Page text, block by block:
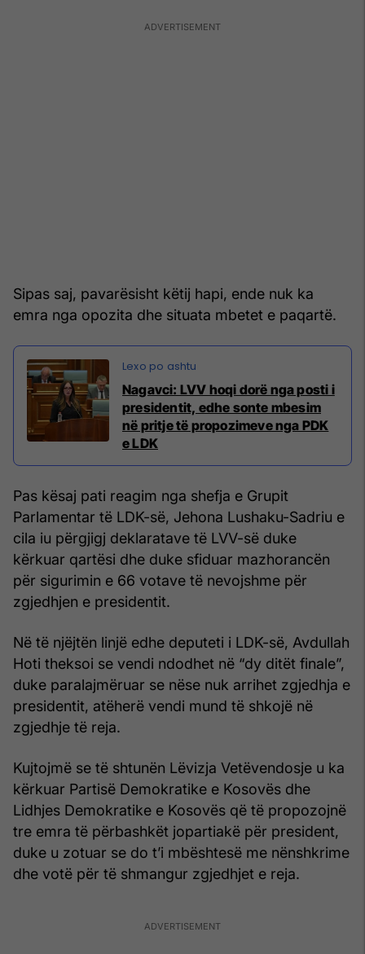
Sipas saj, pavarësisht këtij hapi, ende nuk ka
emra nga opozita dhe situata mbetet e paqartë.
Nagavci: LVV hoqi dorë nga posti i
presidentit, edhe sonte mbesim
në pritje të propozimeve nga PDK
e LDK
Pas kësaj pati reagim nga shefja e Grupit
Parlamentar të LDK-së, Jehona Lushaku-Sadriu e
cila iu përgjigj deklaratave të LVV-së duke
kërkuar qartësi dhe duke sfiduar mazhorancën
për sigurimin e 66 votave të nevojshme për
zgjedhjen e presidentit.
Në të njëjtën linjë edhe deputeti i LDK-së, Avdullah
Hoti theksoi se vendi ndodhet në “dy ditët finale”,
duke paralajmëruar se nëse nuk arrihet zgjedhja e
presidentit, atëherë vendi mund të shkojë në
zgjedhje të reja.
Kujtojmë se të shtunën Lëvizja Vetëvendosje u ka
kërkuar Partisë Demokratike e Kosovës dhe
Lidhjes Demokratike e Kosovës që të propozojnë
tre emra të përbashkët jopartiakë për president,
duke u zotuar se do t’i mbështesë me nënshkrime
dhe votë për të shmangur zgjedhjet e reja.